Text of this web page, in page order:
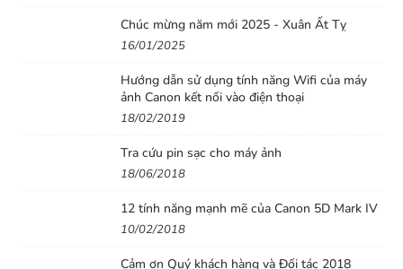
Chúc mừng năm mới 2025 - Xuân Ất Tỵ
16/01/2025
Hướng dẫn sử dụng tính năng Wifi của máy
ảnh Canon kết nối vào điện thoại
18/02/2019
Tra cứu pin sạc cho máy ảnh
18/06/2018
12 tính năng mạnh mẽ của Canon 5D Mark IV
10/02/2018
Cảm ơn Quý khách hàng và Đối tác 2018